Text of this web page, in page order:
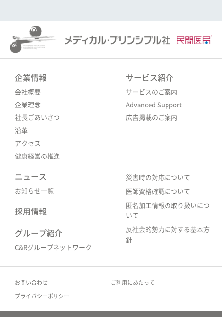
企業情報
会社概要
企業理念
社長ごあいさつ
沿革
アクセス
健康経営の推進
サービス紹介
サービスのご案内
Advanced Support
広告掲載のご案内
ニュース
お知らせ一覧
採用情報
グループ紹介
C&Rグループネットワーク
災害時の対応について
医師資格確認について
匿名加工情報の取り扱いにつ
いて
反社会的勢力に対する基本方
針
お問い合わせ ご利用にあたって
プライバシーポリシー